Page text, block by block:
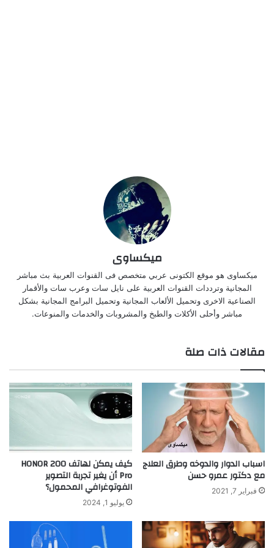
ميكساوى
ميكساوى هو موقع الكتونى عربي متخصص فى القنوات العربية بث مباشر
المجانية وترددات القنوات العربية على نايل سات وعرب سات والأقمار
الصناعية الاخرى وتحميل الألعاب المجانية وتحميل البرامج المجانية بشكل
مباشر وأحلى الأكلات والطبخ والمشروبات والخدمات والمنوعات.
مقالات ذات صلة
اسباب الدوار والدوخه وطرق العلاج
مع دكتور عمرو حسن
فبراير 7, 2021
كيف يمكن لهاتف HONOR 200
Pro أن يغير تجربة التصوير
الفوتوغرافي المحمول؟
يوليو 1, 2024